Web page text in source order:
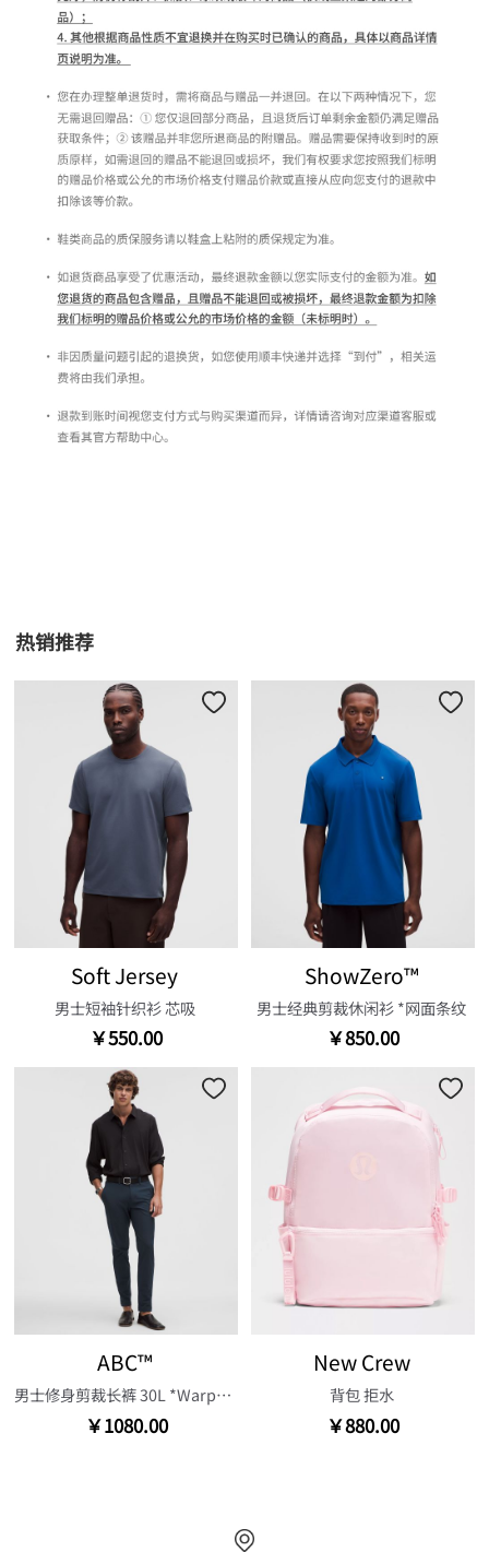
热销推荐
Soft Jersey
男士短袖针织衫 芯吸
￥550.00
ShowZero™
男士经典剪裁休闲衫 *网面条纹
￥850.00
ABC™
男士修身剪裁长裤 30L *Warpstreme™
￥1080.00
New Crew
背包 拒水
￥880.00